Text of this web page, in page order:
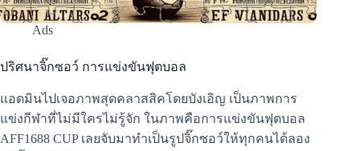
Ads
ปริศนาจิ๊กซอว์ การแข่งขันฟุตบอล
แอดมินไปเจอภาพสุดคลาสสิคโดยบังเอิญ เป็นภาพการ
แข่งกีฬาที่ไม่มีใครไม่รู้จัก ในภาพคือการแข่งขันฟุตบอล
AFF1688 CUP เลยจับมาทำเป็นรูปจิ๊กซอว์ให้ทุกคนได้ลอง